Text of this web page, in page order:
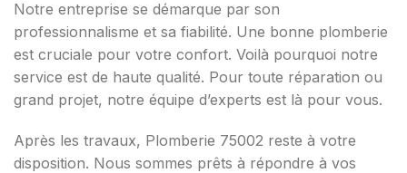
Notre entreprise se démarque par son
professionnalisme et sa fiabilité. Une bonne plomberie
est cruciale pour votre confort. Voilà pourquoi notre
service est de haute qualité. Pour toute réparation ou
grand projet, notre équipe d’experts est là pour vous.
Après les travaux, Plomberie 75002 reste à votre
disposition. Nous sommes prêts à répondre à vos